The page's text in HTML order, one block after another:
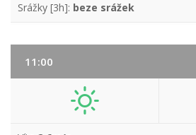
Srážky [3h]: beze srážek
11:00